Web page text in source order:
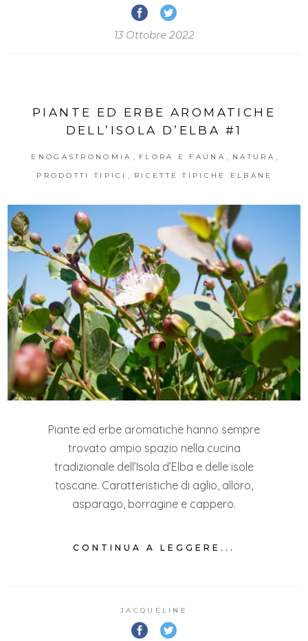
13 Ottobre 2022
PIANTE ED ERBE AROMATICHE
DELL’ISOLA D’ELBA #1
ENOGASTRONOMIA FLORA E FAUNA NATURA
PRODOTTI TIPICI RICETTE TIPICHE ELBANE
Piante ed erbe aromatiche hanno sempre
trovato ampio spazio nella cucina
tradizionale dell’Isola d’Elba e delle isole
toscane. Caratteristiche di aglio, alloro,
asparago, borragine e cappero.
CONTINUA A LEGGERE...
JACQUELINE